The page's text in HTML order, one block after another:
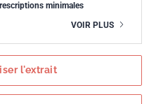
minimales
VOIR PLUS
l'extrait